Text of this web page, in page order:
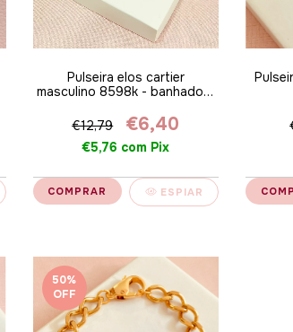
Pulseira elos cartier
masculino 8598k - banhado a
€12,79
€6,40
€5,76 com Pix
ESPIAR
50%
OFF